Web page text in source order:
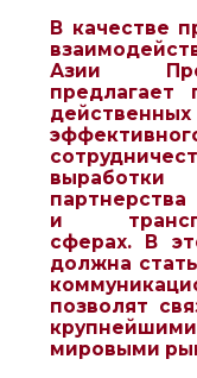
В качестве
Азии
предлагает
выработки
и
сферах. В
должна
позволят
мировыми